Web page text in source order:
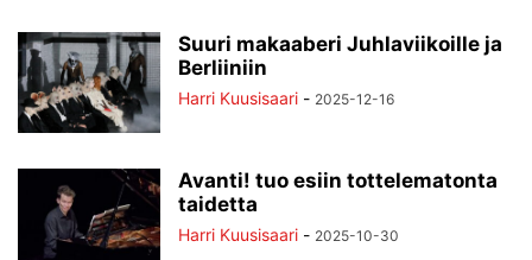
Suuri makaaberi Juhlaviikoille ja
Berliiniin
Harri Kuusisaari - 2025-12-16
Avanti! tuo esiin tottelematonta
taidetta
Harri Kuusisaari - 2025-10-30